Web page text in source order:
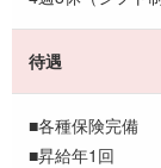
待遇
■各種保険完備
■昇給年1回